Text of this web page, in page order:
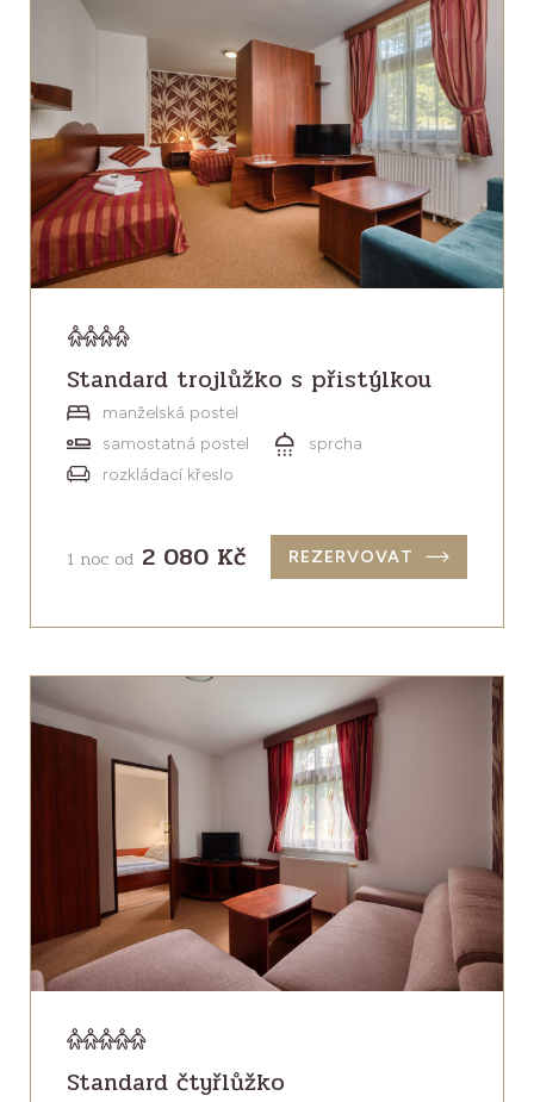
Standard trojlůžko s přistýlkou
manželská postel
samostatná postel
sprcha
rozkládací křeslo
1 noc od 2 080 Kč REZERVOVAT
Standard čtyřlůžko